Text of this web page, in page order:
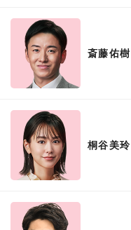
斎藤佑樹
桐谷美玲